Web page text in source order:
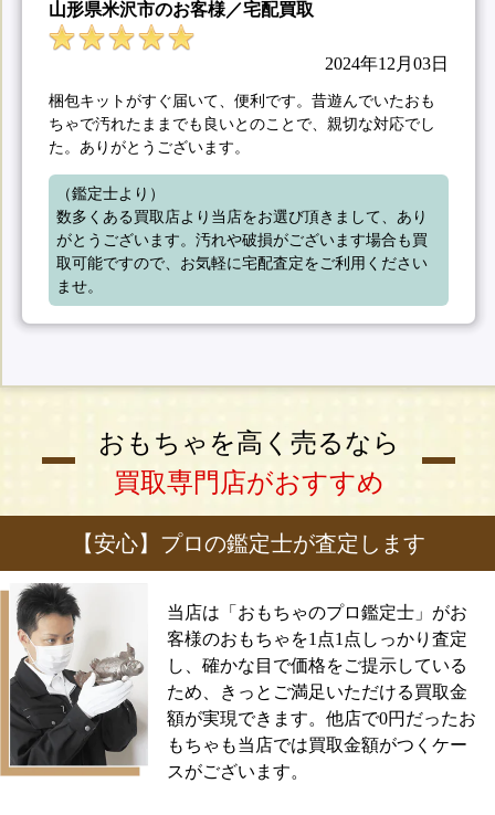
山形県米沢市のお客様／宅配買取
2024年12月03日
梱包キットがすぐ届いて、便利です。昔遊んでいたおも
ちゃで汚れたままでも良いとのことで、親切な対応でし
た。ありがとうございます。
（鑑定士より）
数多くある買取店より当店をお選び頂きまして、あり
がとうございます。汚れや破損がございます場合も買
取可能ですので、お気軽に宅配査定をご利用ください
ませ。
おもちゃを高く売るなら
買取専門店がおすすめ
【安心】プロの鑑定士が査定します
当店は「おもちゃのプロ鑑定士」がお
客様のおもちゃを1点1点しっかり査定
し、確かな目で価格をご提示している
ため、きっとご満足いただける買取金
額が実現できます。他店で0円だったお
もちゃも当店では買取金額がつくケー
スがございます。